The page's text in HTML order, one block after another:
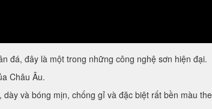
đá, đây là một trong những công nghệ sơn hiện đại.
Châu Âu.
và bóng mịn, chống gỉ và đặc biệt rất bền màu